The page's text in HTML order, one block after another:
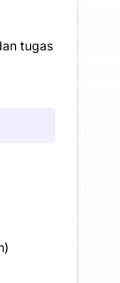
tugas
)